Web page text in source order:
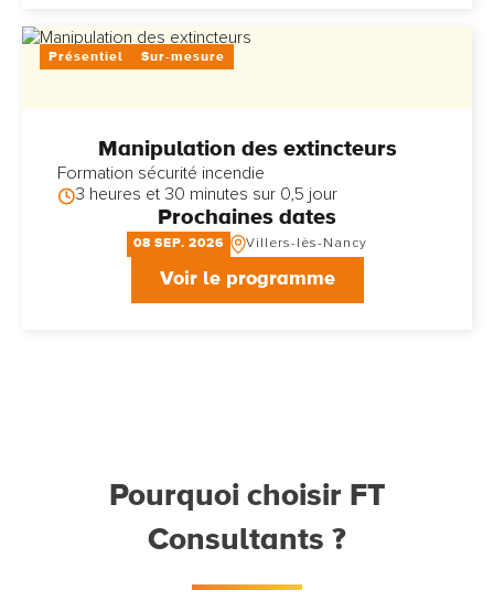
Présentiel Sur-mesure
Manipulation des extincteurs
Formation sécurité incendie
3 heures et 30 minutes sur 0,5 jour
Prochaines dates
08 SEP 2026 Villers-lès-Nancy
Voir le programme
Pourquoi choisir FT
Consultants ?